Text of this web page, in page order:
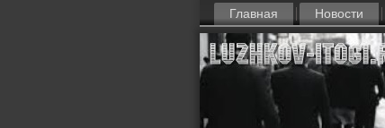
Главная Новости